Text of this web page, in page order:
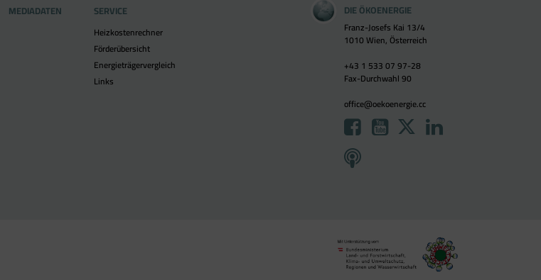
MEDIADATEN SERVICE
Heizkostenrechner
Förderübersicht
Energieträgervergleich
Links
DIE ÖKOENERGIE
Franz-Josefs Kai 13/4
1010 Wien, Österreich
+43 1 533 07 97-28
Fax-Durchwahl 90
office@oekoenergie.cc